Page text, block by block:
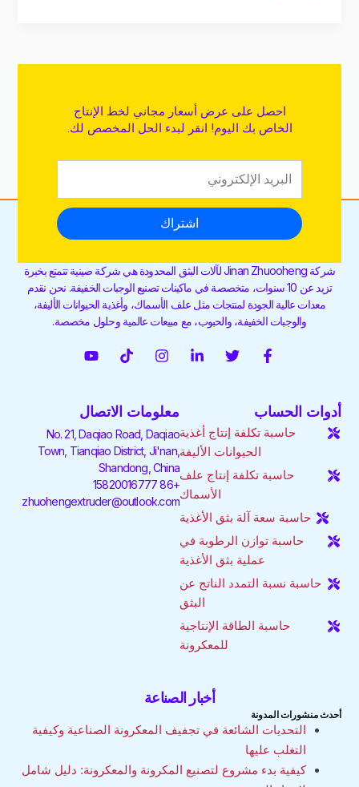
احصل على عرض أسعار مجاني لخط الإنتاج
الخاص بك اليوم! انقر لبدء الحل المخصص لك.
اشتراك
شركة Jinan Zhuooheng لآلات البثق المحدودة هي شركة صينية تتمتع بخبرة
تزيد عن 10 سنوات، متخصصة في ماكينات تصنيع الوجبات الخفيفة. نحن نقدم
معدات عالية الجودة لمنتجات مثل علف الأسماك، وأغذية الحيوانات الأليفة،
والوجبات الخفيفة، والحبوب، مع مبيعات عالمية وحلول مخصصة.
ف
و
ك
-
ف
ت
ل
إ
ن
-
إ
ن
ا
ق
ا
م
ت
و
ك
ي
و
ب
أدوات الحساب
حاسبة تكلفة إنتاج أغذية
الحيوانات الأليفة
حاسبة تكلفة إنتاج علف
الأسماك
حاسبة سعة آلة بثق الأغذية
حاسبة توازن الرطوبة في
عملية بثق الأغذية
حاسبة نسبة التمدد الناتج عن
البثق
حاسبة الطاقة الإنتاجية
للمعكرونة
معلومات الاتصال
No. 21, Daqiao Road, Daqiao
Town, Tianqiao District, Ji'nan,
Shandong, China
+86 15820016777
zhuohengextruder@outlook.com
أخبار الصناعة
أحدث منشورات المدونة
التحديات الشائعة في تجفيف المعكرونة الصناعية وكيفية
التغلب عليها
كيفية بدء مشروع لتصنيع المكرونة والمعكرونة: دليل شامل